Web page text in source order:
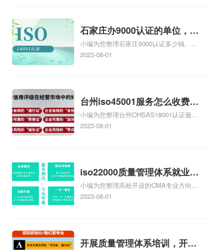
请书相关iso体系认证知识，详情可查看下
方正文！
石家庄办9000认证的单位，石
家庄9000认证的公司
小编为您整理石家庄9000认证多少钱、石
家庄9000认证价格多少钱、石家庄9000认
2023-08-01
台州iso45001服务怎么收费，
台州iso45001认证服务怎么收
费
小编为您整理台州OHSAS18001认证服务
中心哪家收费便宜、台州ISO9000认证，
认证收费标准是什么相关iso体系认证知
识，详情可查看下方正文！
2023-08-01
iso22000质量管理体系就业方
向，质量管理与认证就业方向
小编为您整理高校开设的CMA专业方向未
来就业前景及就业方向如何、cma就业方
知识，详情可查看下方正文！
2023-08-01
开展质量管理体系培训，开展